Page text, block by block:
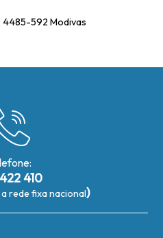
4485-592 Modivas
410
rede fixa nacional)